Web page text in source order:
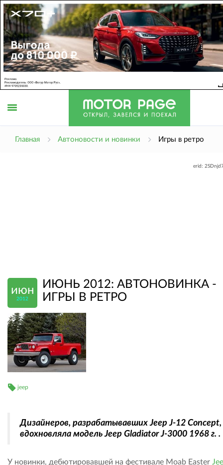
Главная Автоновости и новинки Игры в ретро
erid:
июн
2012
ИЮНЬ 2012: АВТОНОВИНКА -
ИГРЫ В РЕТРО
jeep
Дизайнеров, разрабатывавших Jeep J-12 Concept,
вдохновляла модель Jeep Gladiator J-3000 1968 г. .
У новинки, дебютировавшей на фестивале Moab Easter